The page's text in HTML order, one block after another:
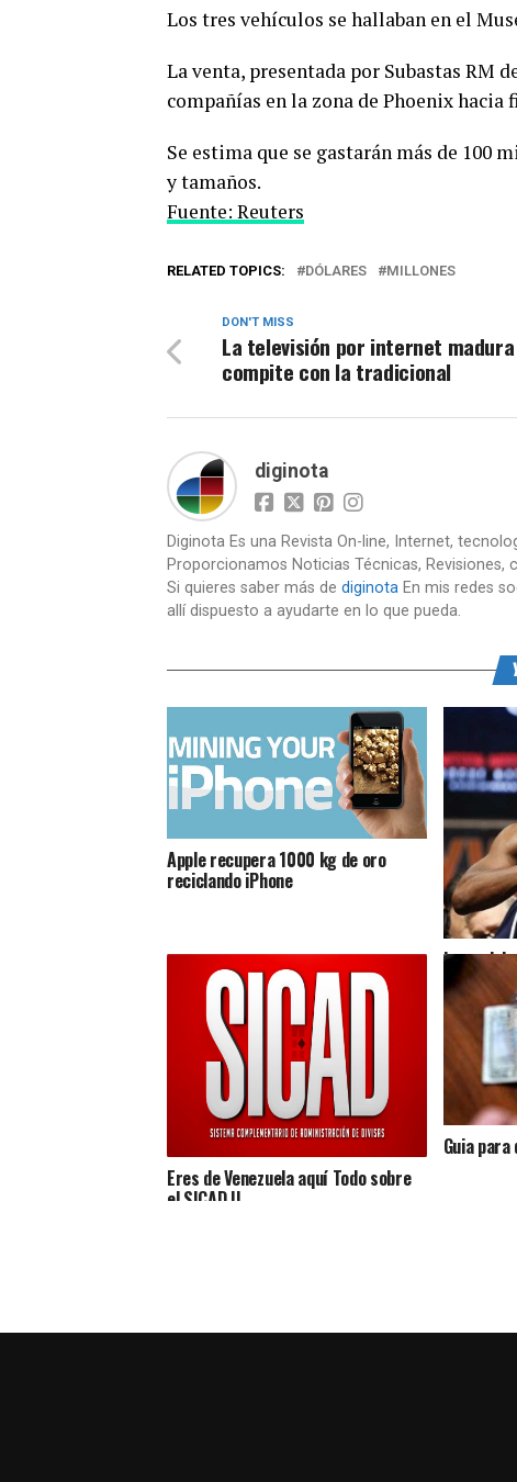
Los tres vehículos se hallaban en el
La venta, presentada por Subastas RM
compañías en la zona de Phoenix hacia
Se estima que se gastarán más de 100
y tamaños.
Fuente: Reuters
RELATED TOPICS: DÓLARES MILLONES
DON'T MISS
La televisión por internet
compite con la tradicional
diginota
Diginota Es una Revista On-line, Internet,
Proporcionamos Noticias Técnicas, Revisiones,
Si quieres saber más de diginota En mis redes
allí dispuesto a ayudarte en lo que pueda.
Apple recupera 1000 kg de oro
reciclando iPhone
Las
han
Eres de Venezuela aquí Todo sobre
el SICAD II
Guia